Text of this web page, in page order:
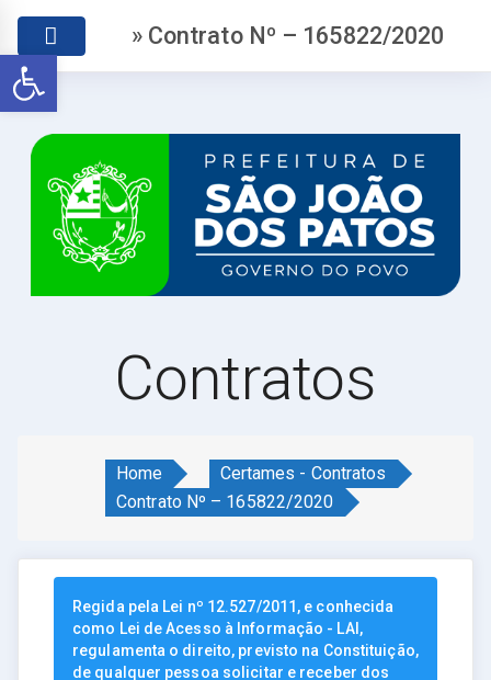
Abrir a barra de ferramentas
» Contrato Nº – 165822/2020
Contratos
Home
Certames - Contratos
Contrato Nº – 165822/2020
Regida pela Lei nº 12.527/2011, e conhecida
como Lei de Acesso à Informação - LAI,
regulamenta o direito, previsto na Constituição,
de qualquer pessoa solicitar e receber dos